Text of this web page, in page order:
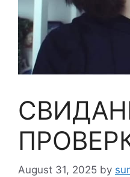
August 31, 2025 by